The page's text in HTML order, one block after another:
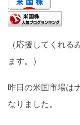
（応援してくれ
ます。）
昨日の米国市場は
なりました。